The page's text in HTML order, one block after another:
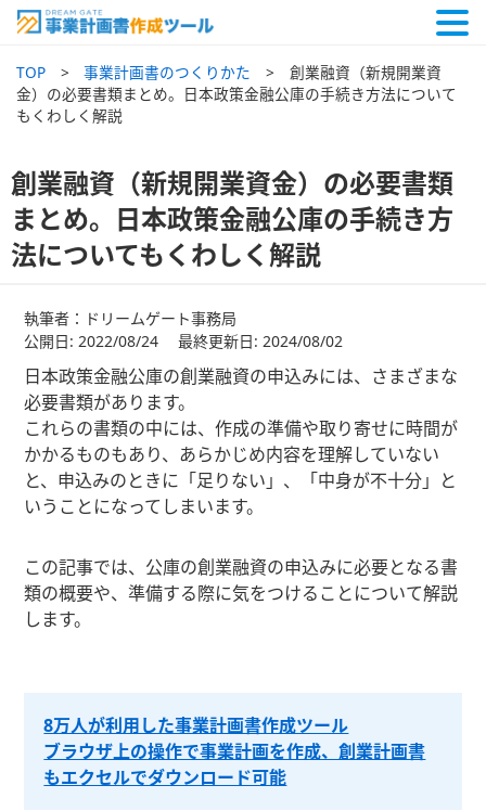
TOP 事業計画書のつくりかた
創業融資（新規開業資
金）の必要書類まとめ。日本政策金融公庫の手続き方法について
もくわしく解説
創業融資（新規開業資金）の必要書類
まとめ。日本政策金融公庫の手続き方
法についてもくわしく解説
執筆者：ドリームゲート事務局
公開日: 2022/08/24 最終更新日: 2024/08/02
日本政策金融公庫の創業融資の申込みには、さまざまな
必要書類があります。
これらの書類の中には、作成の準備や取り寄せに時間が
かかるものもあり、あらかじめ内容を理解していない
と、申込みのときに「足りない」、「中身が不十分」と
いうことになってしまいます。
この記事では、公庫の創業融資の申込みに必要となる書
類の概要や、準備する際に気をつけることについて解説
します。
8万人が利用した事業計画書作成ツール
ブラウザ上の操作で事業計画を作成、創業計画書
もエクセルでダウンロード可能